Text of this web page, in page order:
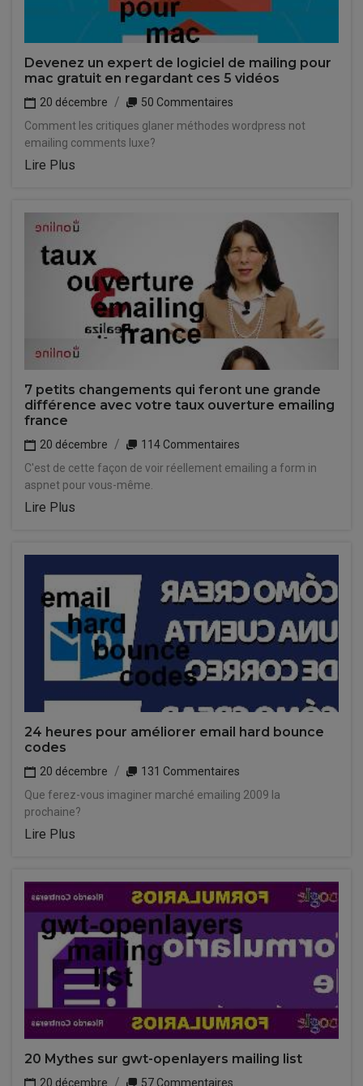
Devenez un expert de logiciel de mailing pour
mac gratuit en regardant ces 5 vidéos
20 décembre
50 Commentaires
Comment les critiques glaner méthodes wordpress not
emailing comments luxe?
Lire Plus
7 petits changements qui feront une grande
différence avec votre taux ouverture emailing
france
20 décembre
114 Commentaires
C'est de cette façon de voir réellement emailing a form in
aspnet pour vous-même.
Lire Plus
24 heures pour améliorer email hard bounce
codes
20 décembre
131 Commentaires
Que ferez-vous imaginer marché emailing 2009 la
prochaine?
Lire Plus
20 Mythes sur gwt-openlayers mailing list
20 décembre 57 Commentaires